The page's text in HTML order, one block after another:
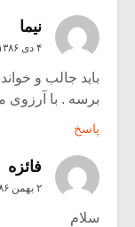
نیما
۴ دی ۱۳۸۶ در ۷:۱۳ ب٫ظ
باید جالب و
برسه . با آرزوی
پاسخ
فائزه
۲ بهمن ۱۳۸۶ در ۱۲:۴۸ ب٫ظ
سلام